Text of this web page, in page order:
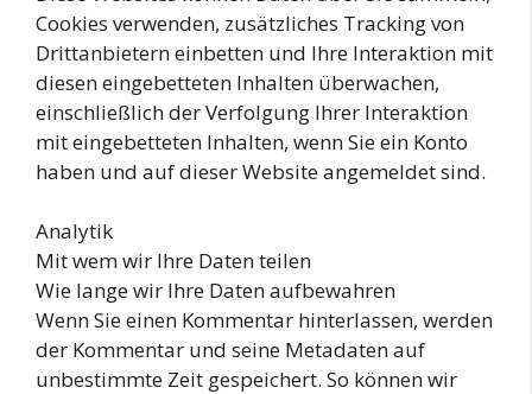
Cookies verwenden, zusätzliches Tracking von
Drittanbietern einbetten und Ihre Interaktion mit
diesen eingebetteten Inhalten überwachen,
einschließlich der Verfolgung Ihrer Interaktion
mit eingebetteten Inhalten, wenn Sie ein Konto
haben und auf dieser Website angemeldet sind.
Analytik
Mit wem wir Ihre Daten teilen
Wie lange wir Ihre Daten aufbewahren
Wenn Sie einen Kommentar hinterlassen, werden
der Kommentar und seine Metadaten auf
unbestimmte Zeit gespeichert. So können wir